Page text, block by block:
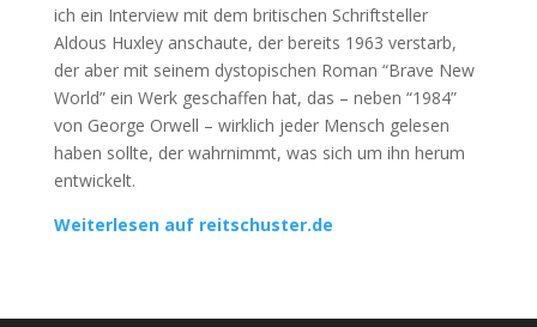
ich ein Interview mit dem britischen Schriftsteller
Aldous Huxley anschaute, der bereits 1963 verstarb,
der aber mit seinem dystopischen Roman “Brave New
World” ein Werk geschaffen hat, das – neben “1984”
von George Orwell – wirklich jeder Mensch gelesen
haben sollte, der wahrnimmt, was sich um ihn herum
entwickelt.
Weiterlesen auf reitschuster.de